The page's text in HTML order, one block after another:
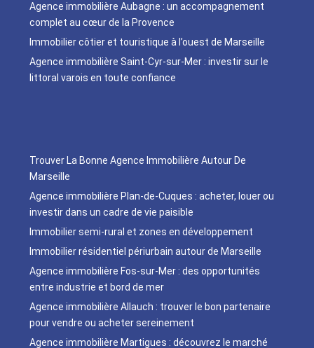
Agence immobilière Aubagne : un accompagnement
complet au cœur de la Provence
Immobilier côtier et touristique à l’ouest de Marseille
Agence immobilière Saint-Cyr-sur-Mer : investir sur le
littoral varois en toute confiance
Trouver La Bonne Agence Immobilière Autour De
Marseille
Agence immobilière Plan-de-Cuques : acheter, louer ou
investir dans un cadre de vie paisible
Immobilier semi-rural et zones en développement
Immobilier résidentiel périurbain autour de Marseille
Agence immobilière Fos-sur-Mer : des opportunités
entre industrie et bord de mer
Agence immobilière Allauch : trouver le bon partenaire
pour vendre ou acheter sereinement
Agence immobilière Martigues : découvrez le marché